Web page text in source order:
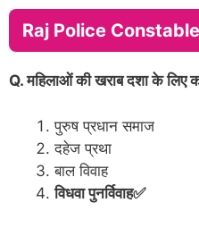
Raj Police
Q. महिलाओं की खराब दशा के लिए
पुरुष प्रधान समाज
दहेज प्रथा
बाल विवाह
विधवा पुनर्विवाह✅